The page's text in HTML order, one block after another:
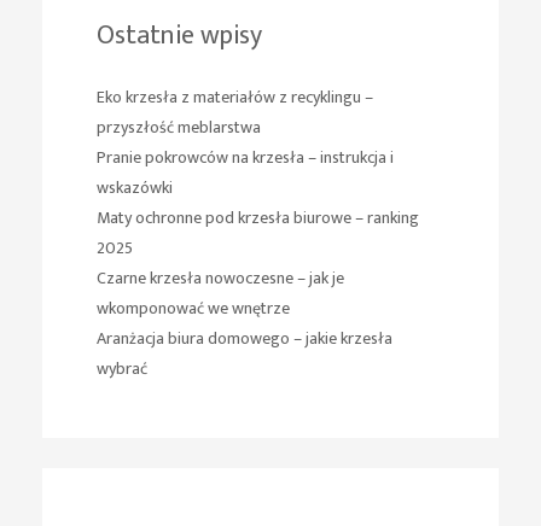
Ostatnie wpisy
Eko krzesła z materiałów z recyklingu –
przyszłość meblarstwa
Pranie pokrowców na krzesła – instrukcja i
wskazówki
Maty ochronne pod krzesła biurowe – ranking
2025
Czarne krzesła nowoczesne – jak je
wkomponować we wnętrze
Aranżacja biura domowego – jakie krzesła
wybrać